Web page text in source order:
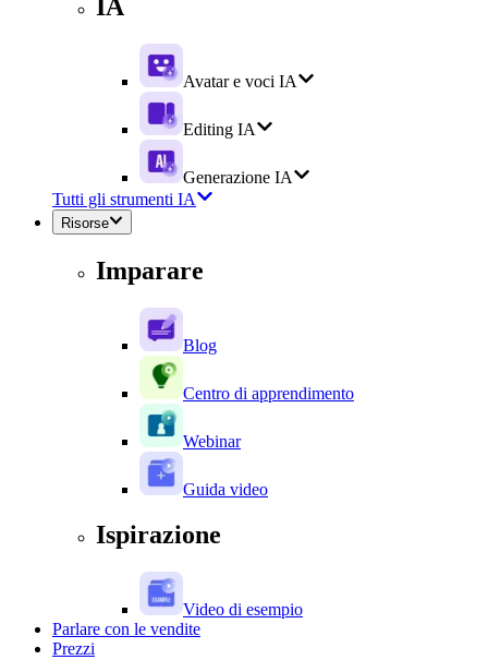
IA
Avatar e voci IA
Editing IA
Generazione IA
Tutti gli strumenti IA
Risorse
Imparare
Blog
Centro di apprendimento
Webinar
Guida video
Ispirazione
Video di esempio
Parlare con le vendite
Prezzi